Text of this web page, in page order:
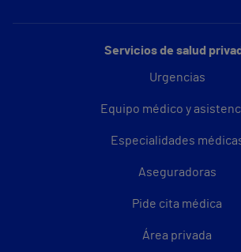
Servicios de salud
Urgencias
Equipo médico y
Especialidades
Aseguradoras
Pide cita médica
Área privada